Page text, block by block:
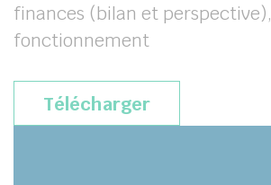
finances (bilan et perspective),
fonctionnement
Télécharger